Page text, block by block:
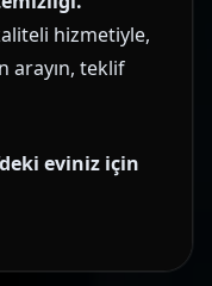
hizmetiyle,
arayın, teklif
eviniz için